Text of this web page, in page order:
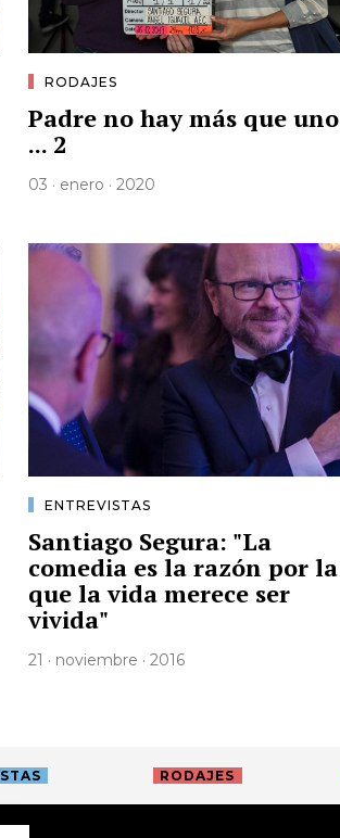
RODAJES
Padre no hay más que uno
... 2
03 · enero · 2020
ENTREVISTAS
Santiago Segura: "La
comedia es la razón por la
que la vida merece ser
vivida"
21 · noviembre · 2016
RODAJES